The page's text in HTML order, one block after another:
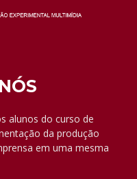
alunos do curso de
da produção
em uma mesma